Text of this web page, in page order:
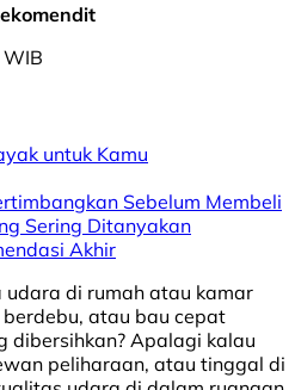
WIB
untuk Kamu
Sebelum Membeli
Sering Ditanyakan
Akhir
udara di rumah atau kamar
atau bau cepat
dibersihkan? Apalagi kalau
peliharaan, atau tinggal di